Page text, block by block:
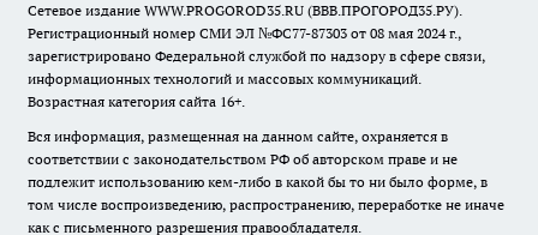
Сетевое издание WWW.PROGOROD35.RU (ВВВ.ПРОГОРОД35.РУ).
Регистрационный номер СМИ ЭЛ №ФС77-87303 от 08 мая 2024 г.,
зарегистрировано Федеральной службой по надзору в сфере связи,
информационных технологий и массовых коммуникаций.
Возрастная категория сайта 16+.
Вся информация, размещенная на данном сайте, охраняется в
соответствии с законодательством РФ об авторском праве и не
подлежит использованию кем-либо в какой бы то ни было форме, в
том числе воспроизведению, распространению, переработке не иначе
как с письменного разрешения правообладателя.